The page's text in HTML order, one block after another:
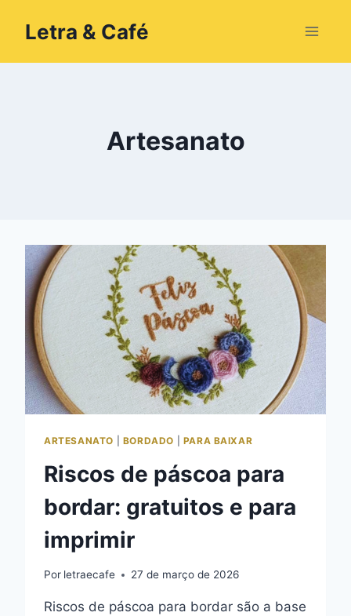
Letra & Café
Artesanato
ARTESANATO BORDADO PARA BAIXAR
Riscos de páscoa para
bordar: gratuitos e para
imprimir
Por letraecafe 27 de março de 2026
Riscos de páscoa para bordar são a base